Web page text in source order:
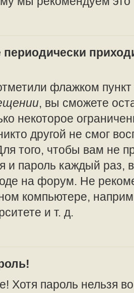
флажком
, вы сможете
некоторое
другой не смог
того, чтобы вам не
и пароль каждый
на форум. Не
компьютере,
и т. д.
Хотя пароль нельзя